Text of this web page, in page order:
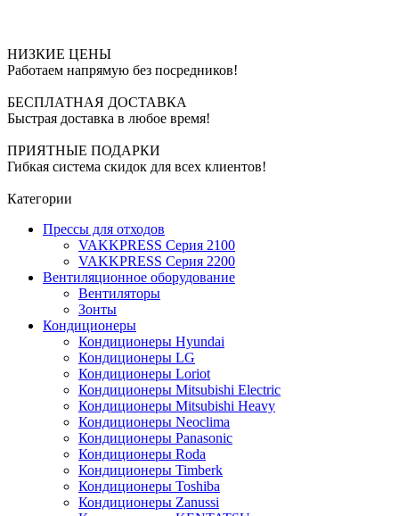
НИЗКИЕ ЦЕНЫ
Работаем напрямую без посредников!
БЕСПЛАТНАЯ ДОСТАВКА
Быстрая доставка в любое время!
ПРИЯТНЫЕ ПОДАРКИ
Гибкая система скидок для всех клиентов!
Категории
Прессы для отходов
VAKKPRESS Серия 2100
VAKKPRESS Серия 2200
Вентиляционное оборудование
Вентиляторы
Зонты
Кондиционеры
Кондиционеры Hyundai
Кондиционеры LG
Кондиционеры Loriot
Кондиционеры Mitsubishi Electric
Кондиционеры Mitsubishi Heavy
Кондиционеры Neoclima
Кондиционеры Panasonic
Кондиционеры Roda
Кондиционеры Timberk
Кондиционеры Toshiba
Кондиционеры Zanussi